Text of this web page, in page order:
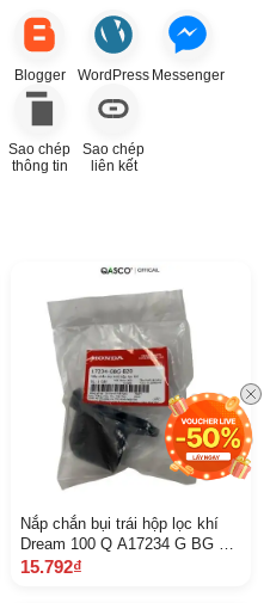
Blogger WordPress Messenger
Sao chép
thông tin
Sao chép
liên kết
Nắp chắn bụi trái hộp lọc khí
Dream 100 Q A17234 G BG B
20 46
15.792₫